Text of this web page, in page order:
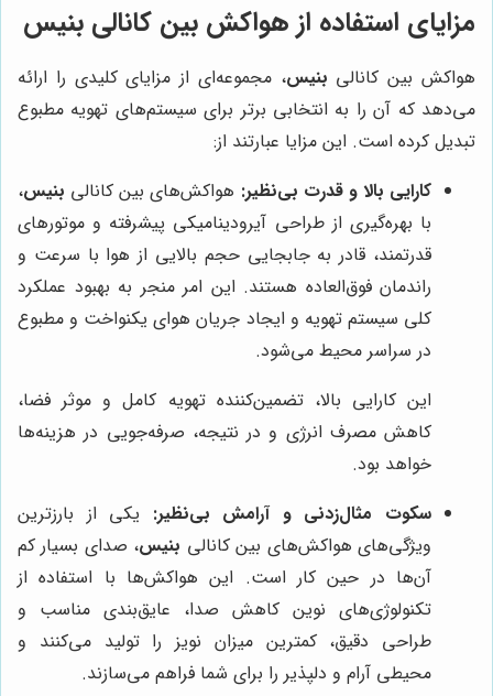
مزایای استفاده از هواکش بین کانالی بنیس
هواکش بین کانالی بنیس، مجموعه‌ای از مزایای کلیدی را ارائه
می‌دهد که آن را به انتخابی برتر برای سیستم‌های تهویه مطبوع
تبدیل کرده است. این مزایا عبارتند از:
کارایی بالا و قدرت بی‌نظیر: هواکش‌های بین کانالی بنیس،
با بهره‌گیری از طراحی آیرودینامیکی پیشرفته و موتورهای
قدرتمند، قادر به جابجایی حجم بالایی از هوا با سرعت و
راندمان فوق‌العاده هستند. این امر منجر به بهبود عملکرد
کلی سیستم تهویه و ایجاد جریان هوای یکنواخت و مطبوع
در سراسر محیط می‌شود.
این کارایی بالا، تضمین‌کننده تهویه کامل و موثر فضا،
کاهش مصرف انرژی و در نتیجه، صرفه‌جویی در هزینه‌ها
خواهد بود.
سکوت مثال‌زدنی و آرامش بی‌نظیر: یکی از بارزترین
ویژگی‌های هواکش‌های بین کانالی بنیس، صدای بسیار کم
آن‌ها در حین کار است. این هواکش‌ها با استفاده از
تکنولوژی‌های نوین کاهش صدا، عایق‌بندی مناسب و
طراحی دقیق، کمترین میزان نویز را تولید می‌کنند و
محیطی آرام و دلپذیر را برای شما فراهم می‌سازند.